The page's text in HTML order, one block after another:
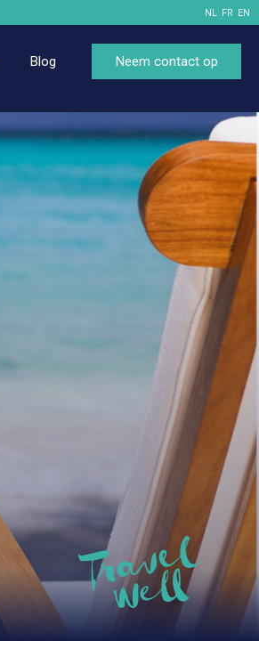
NL FR EN
Blog Neem contact op